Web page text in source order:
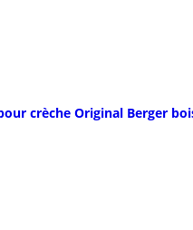
crèche Original Berger